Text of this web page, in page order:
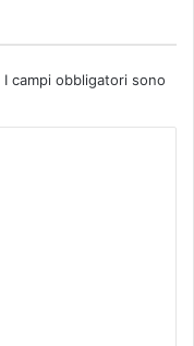
I campi obbligatori sono